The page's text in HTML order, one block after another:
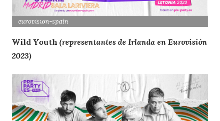
eurovision-spain
Wild Youth (representantes de Irlanda en Eurovisión
2023)